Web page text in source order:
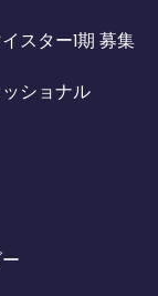
スター1期 募集
ショナル